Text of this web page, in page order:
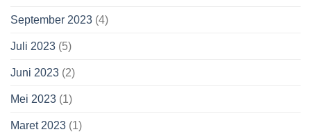
September 2023 (4)
Juli 2023 (5)
Juni 2023 (2)
Mei 2023 (1)
Maret 2023 (1)